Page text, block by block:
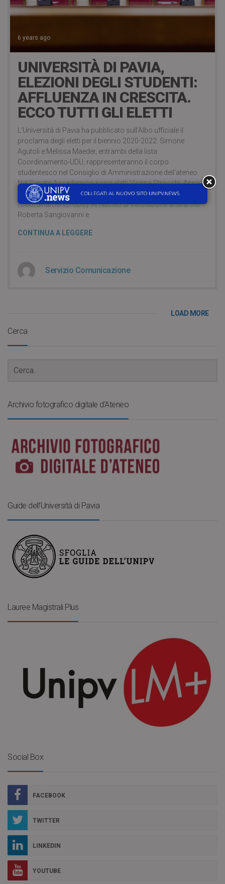
6 years ago
UNIVERSITÀ DI PAVIA,
ELEZIONI DEGLI STUDENTI:
AFFLUENZA IN CRESCITA.
ECCO TUTTI GLI ELETTI
L’Università di Pavia ha pubblicato sull’Albo ufficiale il
proclama degli eletti per il biennio 2020-2022: Simone
Agutoli e Melissa Maeder, entrambi della lista
Coordinamento-UDU, rappresenteranno il corpo
studentesco nel Consiglio di Amministrazione dell’ateneo.
Nel Senato Accademico sono eletti Virgina Strocchi, Anna
Carrara, Giovanni Arghittu e Jacopo Logiudice
(Coordinamento-UDU). Al Nucleo di Valutazione andranno
Roberta Sangiovanni e
CONTINUA A LEGGERE
Servizio Comunicazione
LOAD MORE
Cerca
Archivio fotografico digitale d’Ateneo
Guide dell’Università di Pavia
Lauree Magistrali Plus
Social Box
FACEBOOK
TWITTER
LINKEDIN
YOUTUBE